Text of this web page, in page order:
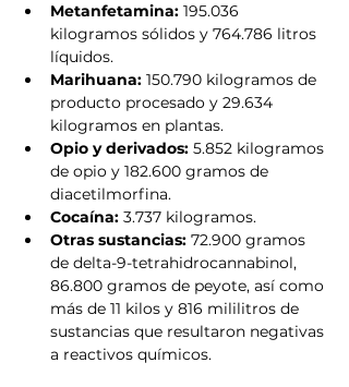
Metanfetamina: 195.036
kilogramos sólidos y 764.786 litros
líquidos.
Marihuana: 150.790 kilogramos de
producto procesado y 29.634
kilogramos en plantas.
Opio y derivados: 5.852 kilogramos
de opio y 182.600 gramos de
diacetilmorfina.
Cocaína: 3.737 kilogramos.
Otras sustancias: 72.900 gramos
de delta-9-tetrahidrocannabinol,
86.800 gramos de peyote, así como
más de 11 kilos y 816 mililitros de
sustancias que resultaron negativas
a reactivos químicos.